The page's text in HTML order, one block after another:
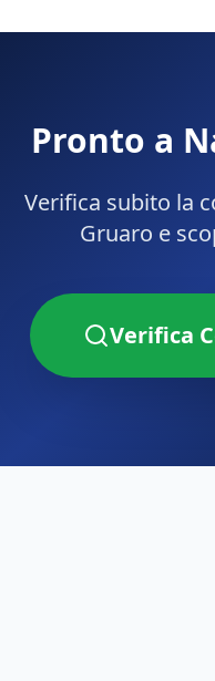
Pronto a
Verifica subito la
Gruaro e
Verifica